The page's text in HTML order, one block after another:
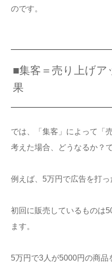
のです。
■集客＝売り上げ
果
では、「集客」によって「
考えた場合、どうなるか？
例えば、5万円で広告を打っ
初回に販売しているものは
ます。
5万円で3人が5000円の商品